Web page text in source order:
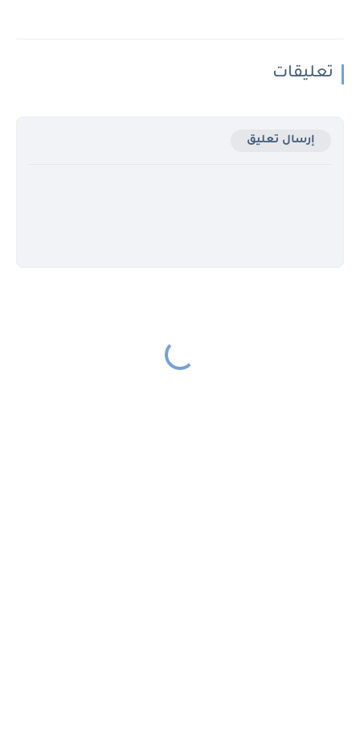
تعليقات
إرسال تعليق